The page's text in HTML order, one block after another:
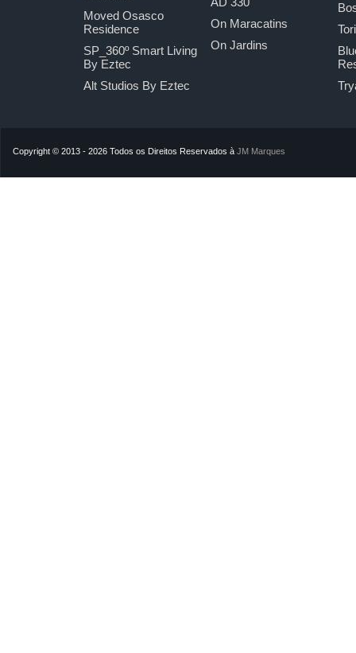
Moved Osasco
Residence
SP_360º Smart Living
By Eztec
Alt Studios By Eztec
On Maracatins
On Jardins
Copyright © 2013 - 2026 Todos os Direitos Reservados à JM Marques